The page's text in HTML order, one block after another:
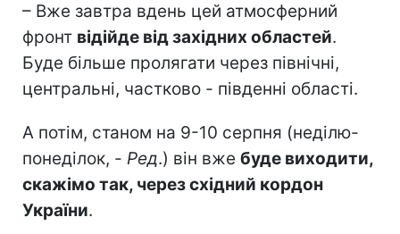
– Вже завтра вдень цей атмосферний
фронт відійде від західних областей.
Буде більше пролягати через північні,
центральні, частково - південні області.
А потім, станом на 9-10 серпня (неділю-
понеділок, - Ред.) він вже буде виходити,
скажімо так, через східний кордон
України.